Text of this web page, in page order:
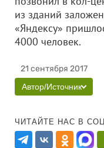
из зданий
«Яндексу»
4000
21 сентября 2017
Автор/Источник
ЧИТАЙТЕ НАС В